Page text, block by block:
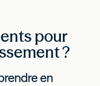
pour
?
en